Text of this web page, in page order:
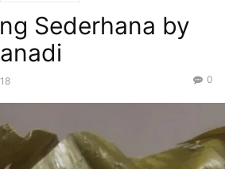
Sederhana by
0